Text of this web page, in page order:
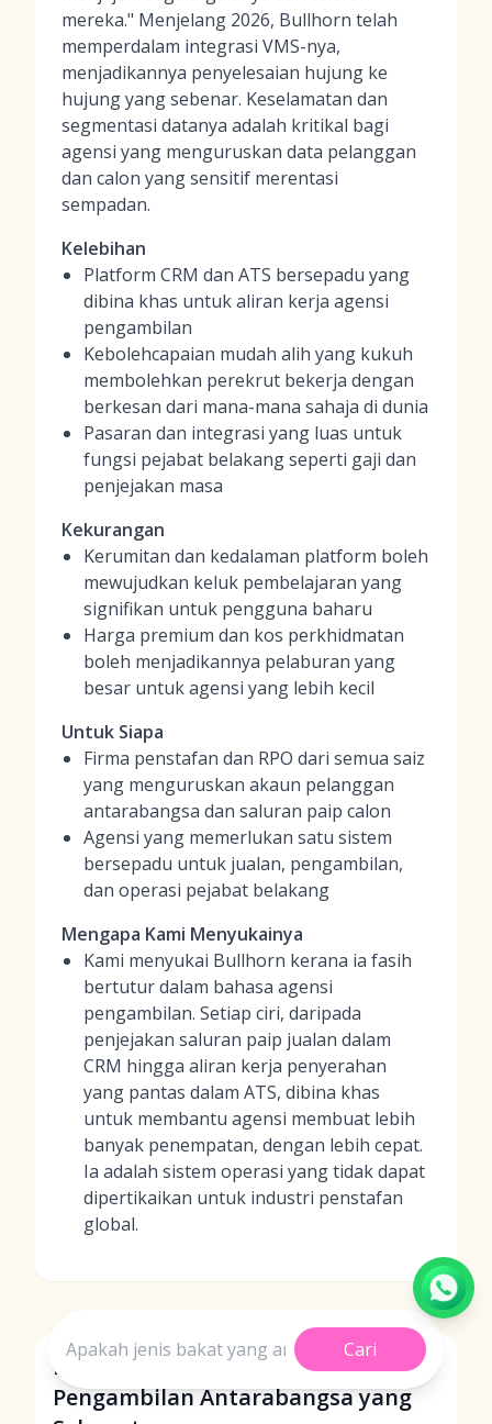
mereka." Menjelang 2026, Bullhorn telah
memperdalam integrasi VMS-nya,
menjadikannya penyelesaian hujung ke
hujung yang sebenar. Keselamatan dan
segmentasi datanya adalah kritikal bagi
agensi yang menguruskan data pelanggan
dan calon yang sensitif merentasi
sempadan.
Kelebihan
Platform CRM dan ATS bersepadu yang
dibina khas untuk aliran kerja agensi
pengambilan
Kebolehcapaian mudah alih yang kukuh
membolehkan perekrut bekerja dengan
berkesan dari mana-mana sahaja di dunia
Pasaran dan integrasi yang luas untuk
fungsi pejabat belakang seperti gaji dan
penjejakan masa
Kekurangan
Kerumitan dan kedalaman platform boleh
mewujudkan keluk pembelajaran yang
signifikan untuk pengguna baharu
Harga premium dan kos perkhidmatan
boleh menjadikannya pelaburan yang
besar untuk agensi yang lebih kecil
Untuk Siapa
Firma penstafan dan RPO dari semua saiz
yang menguruskan akaun pelanggan
antarabangsa dan saluran paip calon
Agensi yang memerlukan satu sistem
bersepadu untuk jualan, pengambilan,
dan operasi pejabat belakang
Mengapa Kami Menyukainya
Kami menyukai Bullhorn kerana ia fasih
bertutur dalam bahasa agensi
pengambilan. Setiap ciri, daripada
penjejakan saluran paip jualan dalam
CRM hingga aliran kerja penyerahan
yang pantas dalam ATS, dibina khas
untuk membantu agensi membuat lebih
banyak penempatan, dengan lebih cepat.
Ia adalah sistem operasi yang tidak dapat
dipertikaikan untuk industri penstafan
global.
Perbandingan Perisian
Pengambilan Antarabangsa yang
Cari